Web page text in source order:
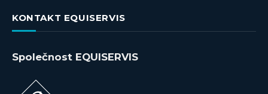
KONTAKT EQUISERVIS
Společnost EQUISERVIS